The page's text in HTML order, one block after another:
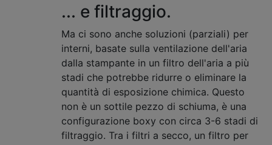
... e filtraggio.
Ma ci sono anche soluzioni (parziali) per
interni, basate sulla ventilazione dell'aria
dalla stampante in un filtro dell'aria a più
stadi che potrebbe ridurre o eliminare la
quantità di esposizione chimica. Questo
non è un sottile pezzo di schiuma, è una
configurazione boxy con circa 3-6 stadi di
filtraggio. Tra i filtri a secco, un filtro per